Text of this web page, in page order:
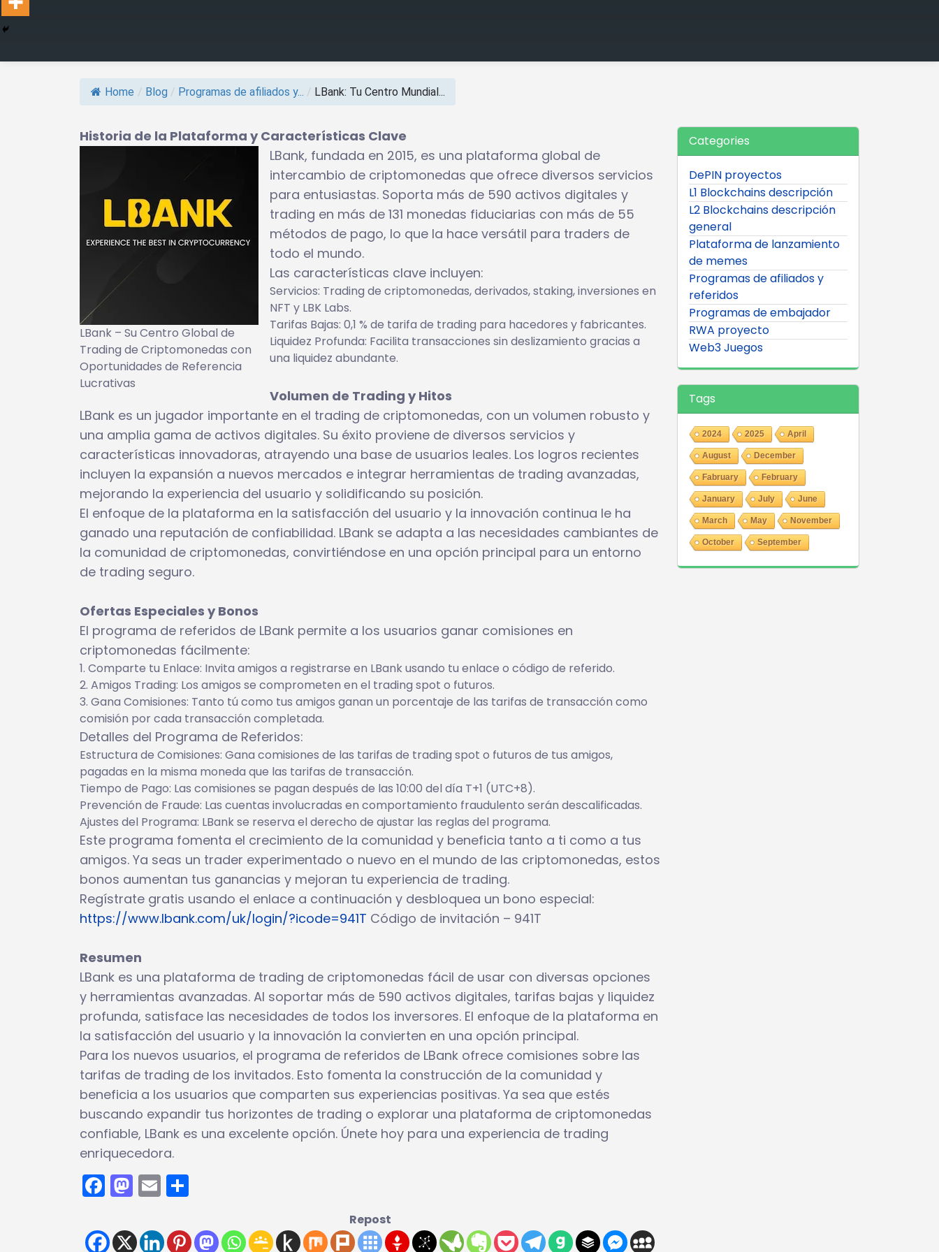
Home / Blog / Programas de afiliados y... / LBank: Tu Centro Mundial...
Historia de la Plataforma y Características Clave
LBank – Su Centro Global de
Trading de Criptomonedas con
Oportunidades de Referencia
Lucrativas
LBank, fundada en 2015, es una plataforma global de
intercambio de criptomonedas que ofrece diversos servicios
para entusiastas. Soporta más de 590 activos digitales y
trading en más de 131 monedas fiduciarias con más de 55
métodos de pago, lo que la hace versátil para traders de
todo el mundo.
Las características clave incluyen:
Servicios: Trading de criptomonedas, derivados, staking, inversiones en
NFT y LBK Labs.
Tarifas Bajas: 0,1 % de tarifa de trading para hacedores y fabricantes.
Liquidez Profunda: Facilita transacciones sin deslizamiento gracias a
una liquidez abundante.
Volumen de Trading y Hitos
LBank es un jugador importante en el trading de criptomonedas, con un volumen robusto y
una amplia gama de activos digitales. Su éxito proviene de diversos servicios y
características innovadoras, atrayendo una base de usuarios leales. Los logros recientes
incluyen la expansión a nuevos mercados e integrar herramientas de trading avanzadas,
mejorando la experiencia del usuario y solidificando su posición.
El enfoque de la plataforma en la satisfacción del usuario y la innovación continua le ha
ganado una reputación de confiabilidad. LBank se adapta a las necesidades cambiantes de
la comunidad de criptomonedas, convirtiéndose en una opción principal para un entorno
de trading seguro.
Ofertas Especiales y Bonos
El programa de referidos de LBank permite a los usuarios ganar comisiones en
criptomonedas fácilmente:
Comparte tu Enlace: Invita amigos a registrarse en LBank usando tu enlace o código de referido.
Amigos Trading: Los amigos se comprometen en el trading spot o futuros.
Gana Comisiones: Tanto tú como tus amigos ganan un porcentaje de las tarifas de transacción como
comisión por cada transacción completada.
Detalles del Programa de Referidos:
Estructura de Comisiones: Gana comisiones de las tarifas de trading spot o futuros de tus amigos,
pagadas en la misma moneda que las tarifas de transacción.
Tiempo de Pago: Las comisiones se pagan después de las 10:00 del día T+1 (UTC+8).
Prevención de Fraude: Las cuentas involucradas en comportamiento fraudulento serán descalificadas.
Ajustes del Programa: LBank se reserva el derecho de ajustar las reglas del programa.
Este programa fomenta el crecimiento de la comunidad y beneficia tanto a ti como a tus
amigos. Ya seas un trader experimentado o nuevo en el mundo de las criptomonedas, estos
bonos aumentan tus ganancias y mejoran tu experiencia de trading.
Regístrate gratis usando el enlace a continuación y desbloquea un bono especial:
https://www.lbank.com/uk/login/?icode=941T Código de invitación – 941T
Resumen
LBank es una plataforma de trading de criptomonedas fácil de usar con diversas opciones
y herramientas avanzadas. Al soportar más de 590 activos digitales, tarifas bajas y liquidez
profunda, satisface las necesidades de todos los inversores. El enfoque de la plataforma en
la satisfacción del usuario y la innovación la convierten en una opción principal.
Para los nuevos usuarios, el programa de referidos de LBank ofrece comisiones sobre las
tarifas de trading de los invitados. Esto fomenta la construcción de la comunidad y
beneficia a los usuarios que comparten sus experiencias positivas. Ya sea que estés
buscando expandir tus horizontes de trading o explorar una plataforma de criptomonedas
confiable, LBank es una excelente opción. Únete hoy para una experiencia de trading
enriquecedora.
Facebook
Mastodon
Email
Repost
Categories
DePIN proyectos
L1 Blockchains descripción
L2 Blockchains descripción
general
Plataforma de lanzamiento
de memes
Programas de afiliados y
referidos
Programas de embajador
RWA proyecto
Web3 Juegos
Tags
2024 2025 April
August December
Fabruary February
January July June
March May November
October September